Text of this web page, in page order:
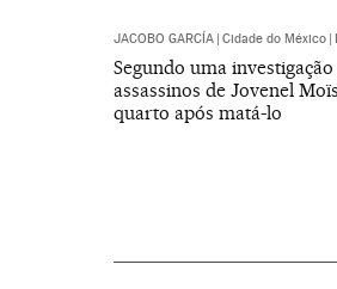
JACOBO GARCÍA | Cidade do México |
Segundo uma
assassinos de Jovenel
quarto após matá-lo